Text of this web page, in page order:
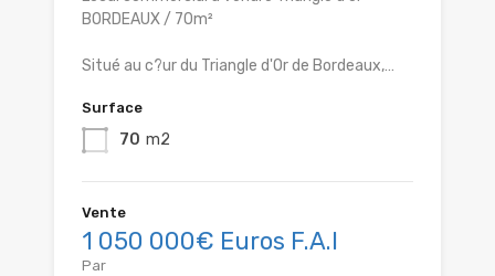
BORDEAUX / 70m²
Situé au c?ur du Triangle d'Or de Bordeaux,…
Surface
70 m2
Vente
1 050 000€ Euros F.A.I
Par